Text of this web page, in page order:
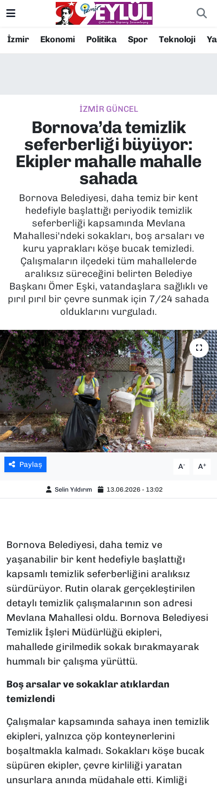
İzmir Ekonomi Politika Spor Teknoloji
İZMİR GÜNCEL
Bornova’da temizlik
seferberliği büyüyor:
Ekipler mahalle mahalle
sahada
Bornova Belediyesi, daha temiz bir kent
hedefiyle başlattığı periyodik temizlik
seferberliği kapsamında Mevlana
Mahallesi'ndeki sokakları, boş arsaları ve
kuru yaprakları köşe bucak temizledi.
Çalışmaların ilçedeki tüm mahallelerde
aralıksız süreceğini belirten Belediye
Başkanı Ömer Eşki, vatandaşlara sağlıklı ve
pırıl pırıl bir çevre sunmak için 7/24 sahada
olduklarını vurguladı.
Paylaş A- A+
Selin Yıldırım 13.06.2026 - 13:02
Bornova Belediyesi, daha temiz ve
yaşanabilir bir kent hedefiyle başlattığı
kapsamlı temizlik seferberliğini aralıksız
sürdürüyor. Rutin olarak gerçekleştirilen
detaylı temizlik çalışmalarının son adresi
Mevlana Mahallesi oldu. Bornova Belediyesi
Temizlik İşleri Müdürlüğü ekipleri,
mahallede girilmedik sokak bırakmayarak
hummalı bir çalışma yürüttü.
Boş arsalar ve sokaklar atıklardan
temizlendi
Çalışmalar kapsamında sahaya inen temizlik
ekipleri, yalnızca çöp konteynerlerini
boşaltmakla kalmadı. Sokakları köşe bucak
süpüren ekipler, çevre kirliliği yaratan
unsurlara anında müdahale etti. Kimliği
Resmi İlanlar
EKONOMİ
KÜLTÜR SANAT
POLİTİKA
SAĞLIK
SPOR
TEKNOLOJİ
YEREL YÖNETİMLER
Konak Nöbetçi Eczaneler
Süper Lig Puan Durumu ve Fikstür
Tüm Manşetler
Son Dakika Haberleri